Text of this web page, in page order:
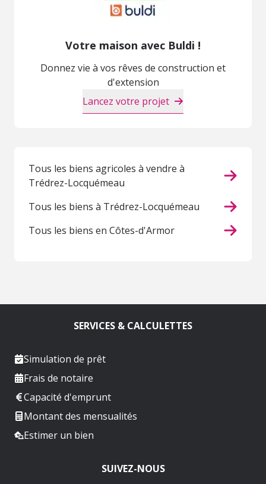
Votre maison avec Buldi !
Donnez vie à vos rêves de construction et
d'extension
Lancez votre projet
Tous les biens agricoles à vendre à
Trédrez-Locquémeau
Tous les biens à Trédrez-Locquémeau
Tous les biens en Côtes-d'Armor
SERVICES & CALCULETTES
Simulation de prêt
Frais de notaire
Capacité d'emprunt
Montant des mensualités
Estimer un bien
SUIVEZ-NOUS